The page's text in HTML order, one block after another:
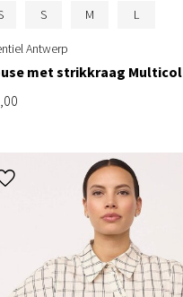
S M L
Antwerp
met strikkraag Multicol